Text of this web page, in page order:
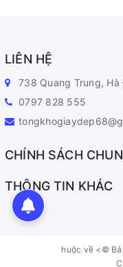
LIÊN HỆ
738 Quang Trung,
0797 828 555
CHÍNH SÁCH
THÔNG TIN KHÁC
huộc về <©